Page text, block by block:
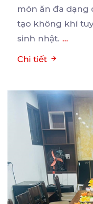
món ăn đa dạng
tạo không khí
sinh nhật. ...
Chi tiết